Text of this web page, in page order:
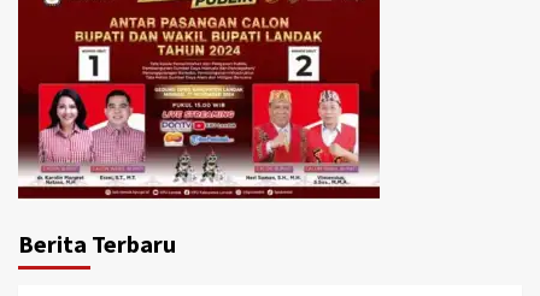
Berita Terbaru